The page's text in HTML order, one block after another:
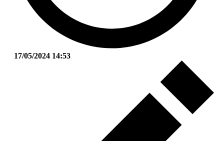
17/05/2024 14:53